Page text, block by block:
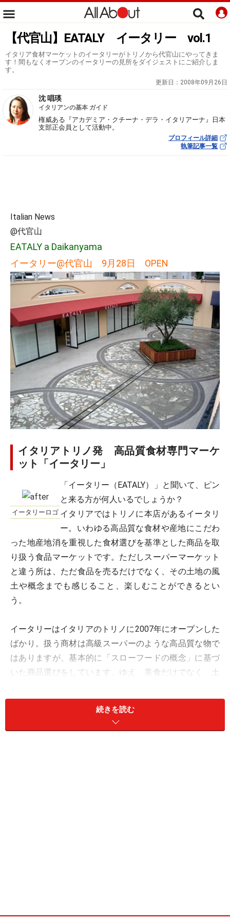
【代官山】EATALY イータリー vol.1
イタリア食材マーケットのイータリーがトリノから代官山にやってきま
す！間もなくオープンのイータリーの見所をダイジェストにご紹介しま
す。
更新日： 2008年09月26日
沈 唱瑛
イタリアンの基本 ガイド
権威ある『アカデミア・クチーナ・デラ・イタリアーナ』日本
支部正会員として活動中。
プロフィール詳細
執筆記事一覧
Italian News
@代官山
EATALY a Daikanyama
イータリー@代官山 9月28日 OPEN
イタリアトリノ発 高品質食材専門マーケ
ット「イータリー」
イータリーロゴ
「イータリー（EATALY）」と聞いて、ピン
と来る方が何人いるでしょうか？
イタリアではトリノに本店があるイータリ
ー。いわゆる高品質な食材や産地にこだわ
った地産地消を重視した食材選びを基準とした商品を取
り扱う食品マーケットです。ただしスーパーマーケット
と違う所は、ただ食品を売るだけでなく、その土地の風
土や概念までも感じること、楽しむことができるとい
う。
イータリーはイタリアのトリノに2007年にオープンした
ばかり。扱う商材は高級スーパーのような高品質な物で
はありますが、基本的に「スローフードの概念」に基づ
いた商品選びをしています。ゆえ、美食だけでなく、土
高いのです。
なかなか他の土地では購入できないような、地元ならで
続きを読む